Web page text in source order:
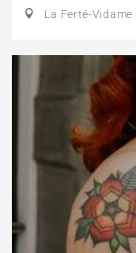
La Ferté-Vidame